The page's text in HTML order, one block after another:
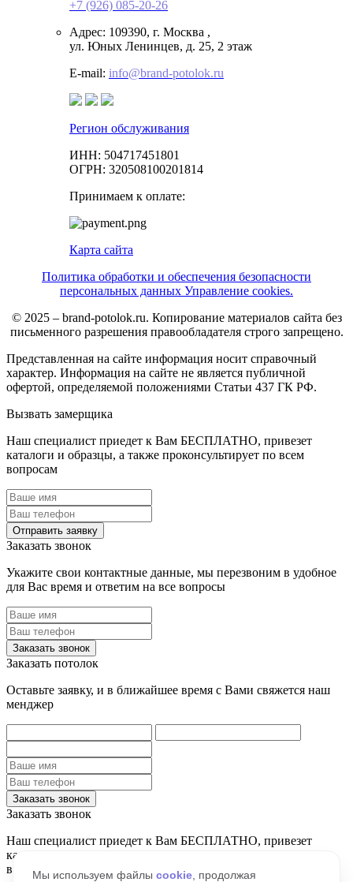
+7 (926) 085-20-26
Адрес: 109390, г. Москва ,
ул. Юных Ленинцев, д. 25, 2 этаж
E-mail: info@brand-potolok.ru
Регион обслуживания
ИНН: 504717451801
ОГРН: 320508100201814
Принимаем к оплате:
Карта сайта
Политика обработки и обеспечения безопасности
персональных данных Управление cookies.
© 2025 – brand-potolok.ru. Копирование материалов сайта без
письменного разрешения правообладателя строго запрещено.
Представленная на сайте информация носит справочный
характер. Информация на сайте не является публичной
офертой, определяемой положениями Статьи 437 ГК РФ.
Вызвать замерщика
Наш специалист приедет к Вам БЕСПЛАТНО, привезет
каталоги и образцы, а также проконсультирует по всем
вопросам
Отправить заявку
Заказать звонок
Укажите свои контактные данные, мы перезвоним в удобное
для Вас время и ответим на все вопросы
Заказать звонок
Заказать потолок
Оставьте заявку, и в ближайшее время с Вами свяжется наш
менджер
Заказать звонок
Заказать звонок
Наш специалист приедет к Вам БЕСПЛАТНО, привезет
каталоги и образцы, а также проконсультирует по всем
вопросамМы используем файлы cookie , продолжая